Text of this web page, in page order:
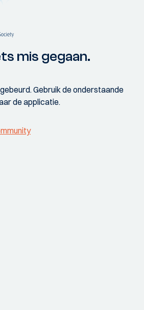
mis gegaan.
Gebruik de onderstaande
de applicatie.